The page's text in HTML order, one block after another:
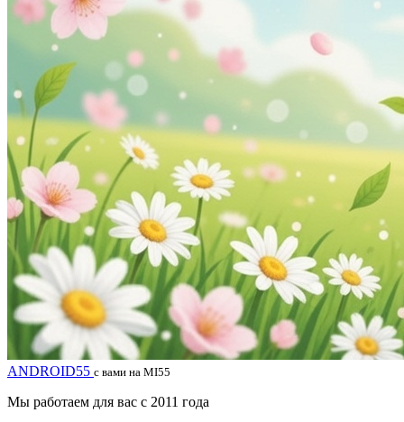
ANDROID55 с вами на MI55
Мы работаем для вас с 2011 года